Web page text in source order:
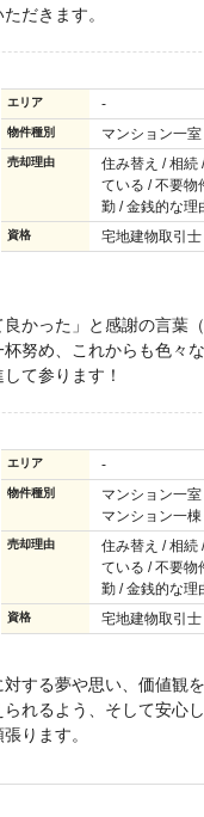
だきます。
エリア -
物件種別 マンション一
売却理由
住み替え / 相続
ている / 不要物
勤 / 金銭的な理
資格 宅地建物取引士
かった」と感謝の言葉
杯努め、これからも色々
て参ります！
エリア -
物件種別
マンション一
マンション一
売却理由
住み替え / 相続
ている / 不要物
勤 / 金銭的な理
資格 宅地建物取引士
する夢や思い、価値観
れるよう、そして安心
ります。